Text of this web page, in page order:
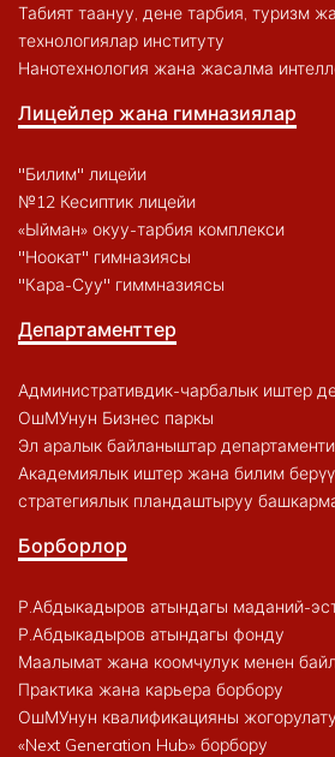
Табият таануу, дене тарбия, туризм
технологиялар институту
Нанотехнология жана жасалма
Лицейлер жана гимназиялар
"Билим" лицейи
№12 Кесиптик лицейи
«Ыйман» окуу-тарбия комплекси
"Ноокат" гимназиясы
"Кара-Суу" гиммназиясы
Департаменттер
Административдик-чарбалык иштер
ОшМУнун Бизнес паркы
Эл аралык байланыштар департаменти
Академиялык иштер жана билим берүү
стратегиялык пландаштыруу
Борборлор
Р.Абдыкадыров атындагы маданий-
Р.Абдыкадыров атындагы фонду
Маалымат жана коомчулук менен
Практика жана карьера борбору
ОшМУнун квалификацияны
«Next Generation Hub» борбору